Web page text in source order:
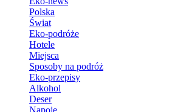
Polska
Świat
Eko-podróże
Hotele
Miejsca
Sposoby na podróż
Eko-przepisy
Alkohol
Deser